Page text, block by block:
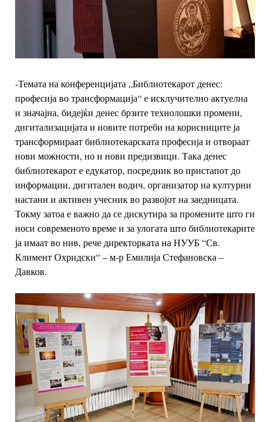
-Темата на конференцијата „Библиотекарот денес:
професија во трансформација“ е исклучително актуелна
и значајна, бидејќи денес брзите технолошки промени,
дигитализацијата и новите потреби на корисниците ја
трансформираат библиотекарската професија и отвораат
нови можности, но и нови предизвици. Така денес
библиотекарот е едукатор, посредник во пристапот до
информации, дигитален водич, организатор на културни
настани и активен учесник во развојот на заедницата.
Токму затоа е важно да се дискутира за промените што ги
носи современото време и за улогата што библиотекарите
ја имаат во нив, рече директорката на НУУБ “Св.
Климент Охридски“ –м-р Емилија Стефановска –
Давков.